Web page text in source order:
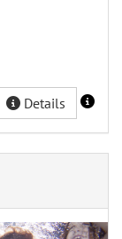
Details